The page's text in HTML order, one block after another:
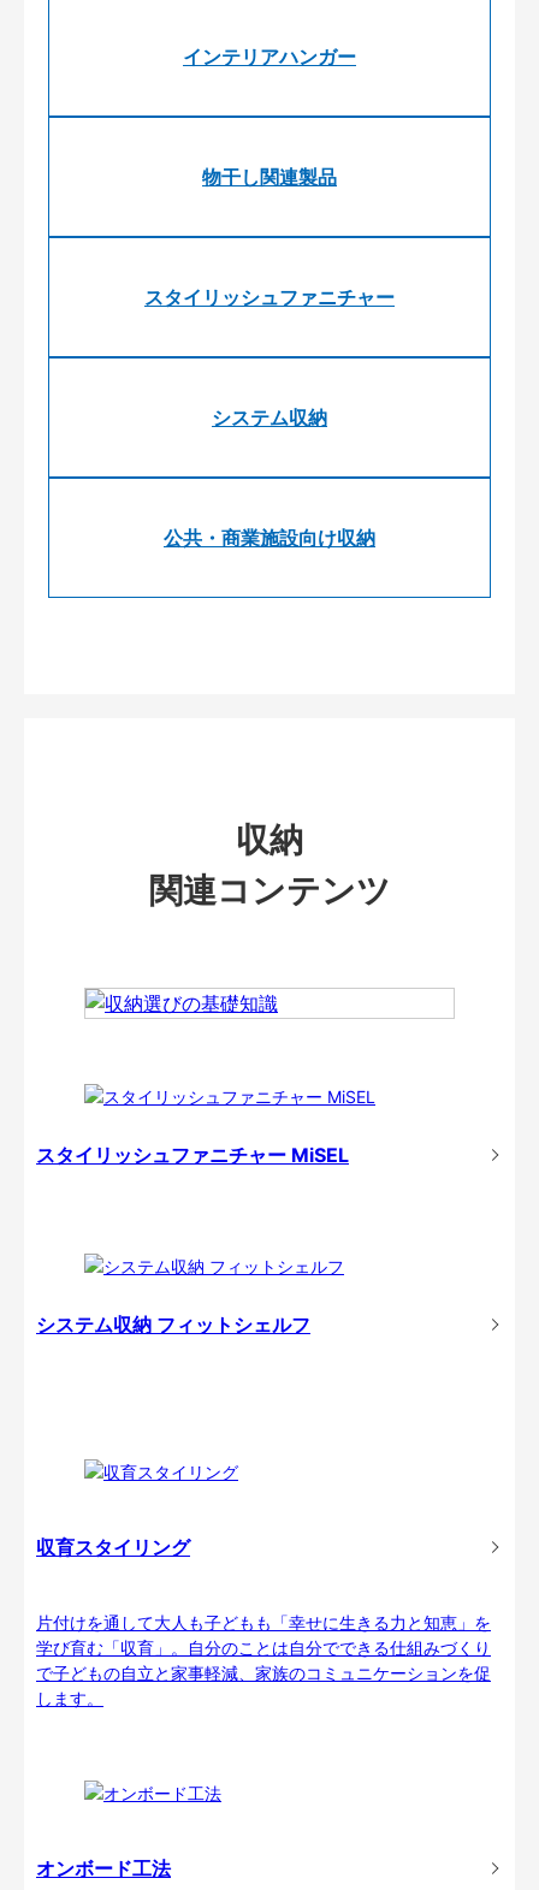
インテリアハンガー
物干し関連製品
スタイリッシュファニチャー
システム収納
公共・商業施設向け収納
収納
関連コンテンツ
スタイリッシュファニチャー MiSEL
システム収納 フィットシェルフ
収育スタイリング
片付けを通して大人も子どもも「幸せに生きる力と知恵」を
学び育む「収育」。自分のことは自分でできる仕組みづくり
で子どもの自立と家事軽減、家族のコミュニケーションを促
します。
オンボード工法